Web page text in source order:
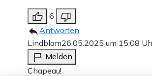
6
Antworten
Lindblom26.05.2025 um 15:08
Melden
Chapeau!